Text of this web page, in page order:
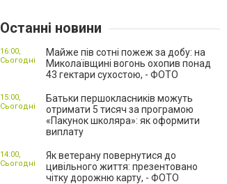
Останні новини
Майже пів сотні пожеж за добу: на
Миколаївщині вогонь охопив понад
43 гектари сухостою, - ФОТО
16:00,
Сьогодні
Батьки першокласників можуть
отримати 5 тисяч за програмою
«Пакунок школяра»: як оформити
виплату
15:00,
Сьогодні
Як ветерану повернутися до
цивільного життя: презентовано
чітку дорожню карту, - ФОТО
14:00,
Сьогодні